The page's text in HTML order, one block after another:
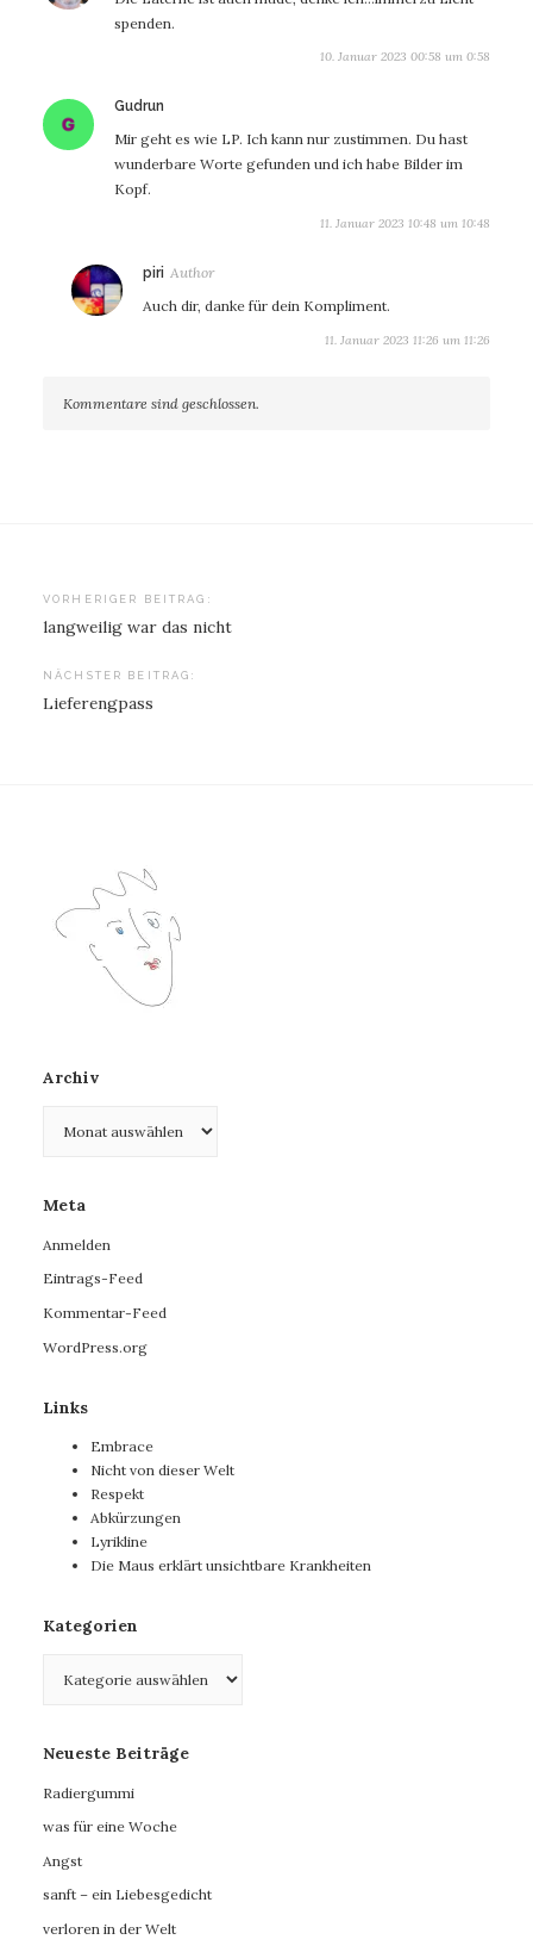
spenden.
10. Januar 2023 00:58 um 0:58
Gudrun
Mir geht es wie LP. Ich kann nur zustimmen. Du hast
wunderbare Worte gefunden und ich habe Bilder im
Kopf.
11. Januar 2023 10:48 um 10:48
piri sagt:
Auch dir, danke für dein Kompliment.
11. Januar 2023 11:26 um 11:26
Kommentare sind geschlossen.
Beitragsnavigation
VORHERIGER BEITRAG:
langweilig war das nicht
NÄCHSTER BEITRAG:
Lieferengpass
Archiv
Meta
Anmelden
Eintrags-Feed
Kommentar-Feed
WordPress.org
Links
Embrace
Nicht von dieser Welt
Respekt
Abkürzungen
Lyrikline
Die Maus erklärt unsichtbare Krankheiten
Kategorien
Neueste Beiträge
Radiergummi
was für eine Woche
Angst
sanft – ein Liebesgedicht
verloren in der Welt